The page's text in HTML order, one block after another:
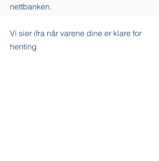
nettbanken.
Vi sier ifra når varene dine er klare for
henting